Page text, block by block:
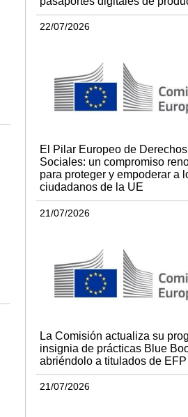
22/07/2026
El Pilar Europeo de Derechos
Sociales: un compromiso
para proteger y empoderar a
ciudadanos de la UE
21/07/2026
La Comisión actualiza su
insignia de prácticas Blue
abriéndolo a titulados de EFP
21/07/2026